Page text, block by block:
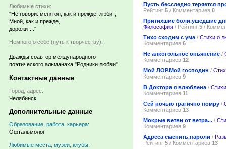
Любимые стихи:
"Не говори: меня он, как и прежде, любит,
Мной, как и прежде,
дорожит..."
Немного о себе (путь к творчеству):
Дважды соавтор международного
поэтического альманаха "Родники любви"
Контактные данные
Город, адрес:
Челябинск
Дополнительные данные
Образование, работа, карьера:
Офтальмолог
Любимые места, музеи, клубы:
Пусть бесследно теряется
Рейтинг 5 / Комментариев 0
Притихшие боли.ушедшие
Философия / Рейтинг 5 /
Тихо сходим с ума / Стихи о
Комментариев 6
Не алкогольное опьянение /
Комментариев 12
Мой ЛОР.Мой господин /
Комментариев 9
В Доктора я влюблена /
Комментариев 11
Сей ночью трагично помру /
Комментариев 13
Мокрые ветви от ветра... /
Комментариев 9
Адреса сменить,пароли /
Рейтинг 5 / Комментариев 13